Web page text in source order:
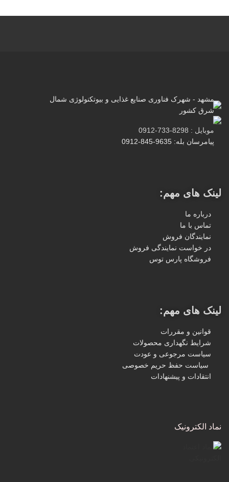
مشهد - شهرک فناوری صنایع غذایی و بیوتکنولوژی شمال
شرق کشور
موبایل : 8298-733-0912
پیامرسان بله: 9635-845-0912
لینک های مهم:
درباره ما
تماس با ما
نمایندگان فروش
در خواست نمایندگی فروش
فروشگاه پارس توس
لینک های مهم:
قوانین و مقررات
شرایط نگهداری محصولات
سیاست مرجوعی و عودت
سیاست حفظ حریم خصوصی
انتقادات و پیشنهادات
نماد الکترونیک